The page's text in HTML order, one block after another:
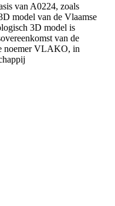
van A0224, zoals
model van de Vlaamse
3D model is
van de
noemer VLAKO, in